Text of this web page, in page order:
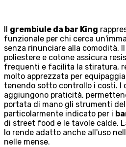
Il grembiule da bar King
funzionale per chi cerca
senza rinunciare alla comodità.
poliestere e cotone assicura
frequenti e facilita la stiratura,
molto apprezzata per
tenendo sotto controllo i costi. I
aggiungono praticità,
portata di mano gli strumenti del
particolarmente indicato per i
di street food e le tavole calde.
lo rende adatto anche all'uso
nelle mense.